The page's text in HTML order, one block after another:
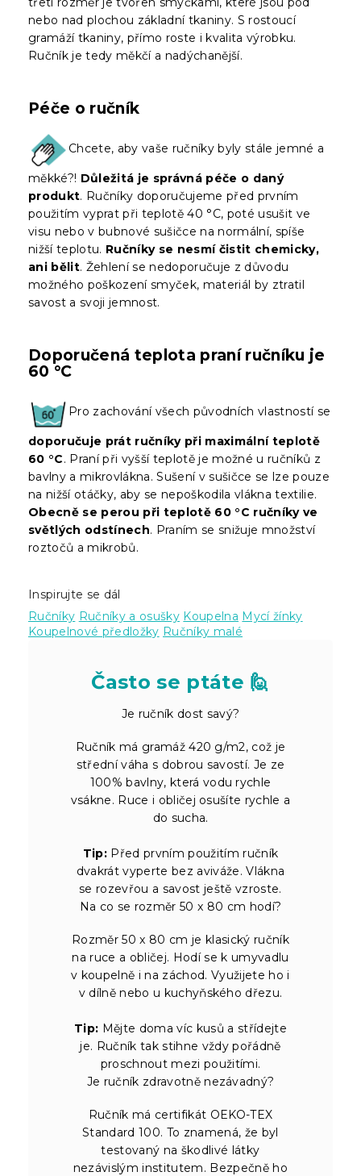
nebo nad plochou základní tkaniny. S rostoucí
gramáží tkaniny, přímo roste i kvalita výrobku.
Ručník je tedy měkčí a nadýchanější.
Péče o ručník
Chcete, aby vaše ručníky byly stále jemné a
měkké?! Důležitá je správná péče o daný
produkt. Ručníky doporučujeme před prvním
použitím vyprat při teplotě 40 °C, poté usušit ve
visu nebo v bubnové sušičce na normální, spíše
nižší teplotu. Ručníky se nesmí čistit chemicky,
ani bělit. Žehlení se nedoporučuje z důvodu
možného poškození smyček, materiál by ztratil
savost a svoji jemnost.
Doporučená teplota praní ručníku je
60 °C
Pro zachování všech původních vlastností se
doporučuje prát ručníky při maximální teplotě
60 °C. Praní při vyšší teplotě je možné u ručníků z
bavlny a mikrovlákna. Sušení v sušičce se lze pouze
na nižší otáčky, aby se nepoškodila vlákna textilie.
Obecně se perou při teplotě 60 °C ručníky ve
světlých odstínech. Praním se snižuje množství
roztočů a mikrobů.
Inspirujte se dál
Ručníky Ručníky a osušky Koupelna Mycí žínky
Koupelnové předložky Ručníky malé
Často se ptáte 🙋
Je ručník dost savý?
Ručník má gramáž 420 g/m2, což je
střední váha s dobrou savostí. Je ze
100% bavlny, která vodu rychle
vsákne. Ruce i obličej osušíte rychle a
do sucha.
Tip: Před prvním použitím ručník
dvakrát vyperte bez aviváže. Vlákna
se rozevřou a savost ještě vzroste.
Na co se rozměr 50 x 80 cm hodí?
Rozměr 50 x 80 cm je klasický ručník
na ruce a obličej. Hodí se k umyvadlu
v koupelně i na záchod. Využijete ho i
v dílně nebo u kuchyňského dřezu.
Tip: Mějte doma víc kusů a střídejte
je. Ručník tak stihne vždy pořádně
proschnout mezi použitími.
Je ručník zdravotně nezávadný?
Ručník má certifikát OEKO-TEX
Standard 100. To znamená, že byl
testovaný na škodlivé látky
nezávislým institutem. Bezpečně ho